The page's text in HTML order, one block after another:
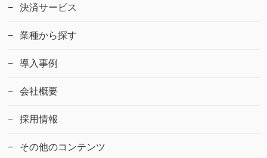
決済サービス
業種から探す
導入事例
会社概要
採用情報
その他のコンテンツ